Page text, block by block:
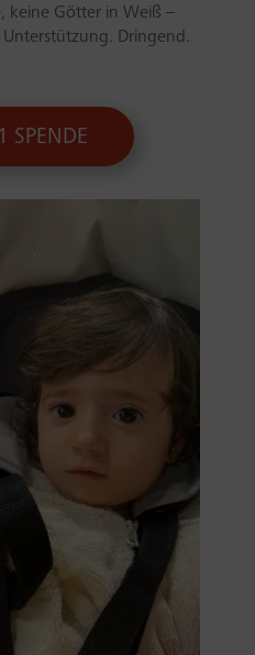
keine Götter in Weiß –
Dringend.
SPENDE